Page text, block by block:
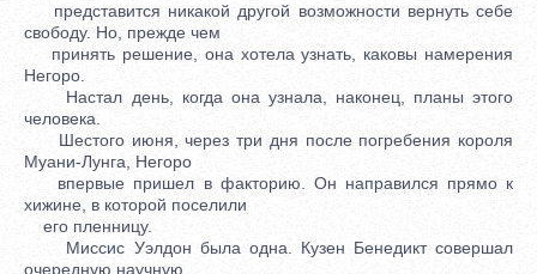
представится никакой другой возможности вернуть себе
свободу. Но, прежде чем
принять решение, она хотела узнать, каковы намерения
Негоро.
Настал день, когда она узнала, наконец, планы этого
человека.
Шестого июня, через три дня после погребения короля
Муани-Лунга, Негоро
впервые пришел в факторию. Он направился прямо к
хижине, в которой поселили
его пленницу.
Миссис Уэлдон была одна. Кузен Бенедикт совершал
очередную научную